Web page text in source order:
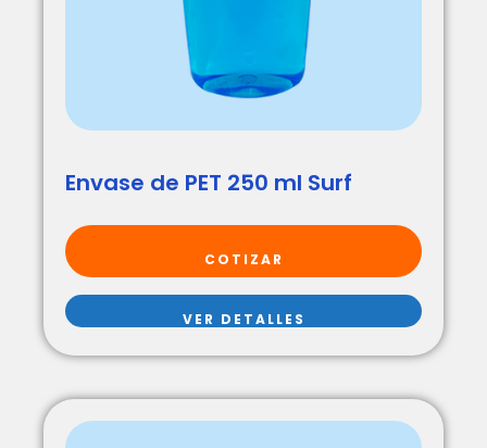
Envase de PET 250 ml Surf
COTIZAR
VER DETALLES